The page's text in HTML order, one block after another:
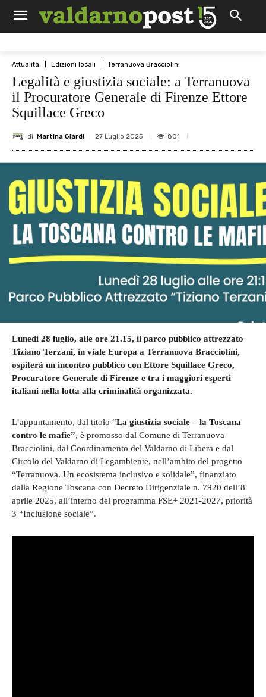
Attualità Edizioni locali Terranuova Bracciolini
Legalità e giustizia sociale: a Terranuova
il Procuratore Generale di Firenze Ettore
Squillace Greco
di Martina Giardi 27 Luglio 2025 801
Lunedì 28 luglio, alle ore 21.15, il parco pubblico attrezzato
Tiziano Terzani, in viale Europa a Terranuova Bracciolini,
ospiterà un incontro pubblico con Ettore Squillace Greco,
Procuratore Generale di Firenze e tra i maggiori esperti
italiani nella lotta alla criminalità organizzata.
L’appuntamento, dal titolo “La giustizia sociale – la Toscana
contro le mafie”, è promosso dal Comune di Terranuova
Bracciolini, dal Coordinamento del Valdarno di Libera e dal
Circolo del Valdarno di Legambiente, nell’ambito del progetto
“Terranuova. Un ecosistema inclusivo e solidale”, finanziato
dalla Regione Toscana con Decreto Dirigenziale n. 7920 dell’8
aprile 2025, all’interno del programma FSE+ 2021-2027, priorità
3 “Inclusione sociale”.